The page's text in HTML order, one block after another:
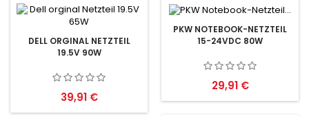
DELL ORGINAL NETZTEIL
19.5V 90W
Preis
39,91 €
PKW NOTEBOOK-NETZTEIL
15-24VDC 80W
Preis
29,91 €